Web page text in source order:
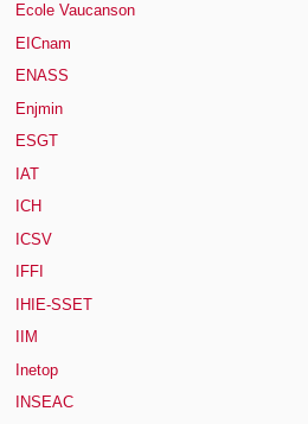
Ecole Vaucanson
EICnam
ENASS
Enjmin
ESGT
IAT
ICH
ICSV
IFFI
IHIE-SSET
IIM
Inetop
INSEAC